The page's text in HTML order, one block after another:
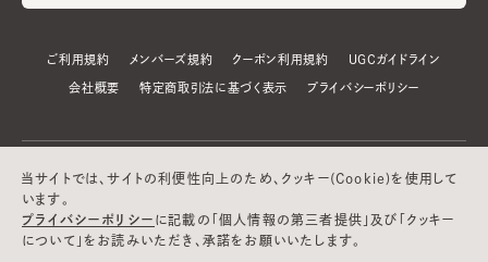
ご利用規約 メンバーズ規約 クーポン利用規約 UGCガイドライン
会社概要 特定商取引法に基づく表示 プライバシーポリシー
当サイトでは、サイトの利便性向上のため、クッキー(Cookie)を使用して
います。
プライバシーポリシー に記載の「個人情報の第三者提供」及び「クッキー
について」をお読みいただき、承諾をお願いいたします。